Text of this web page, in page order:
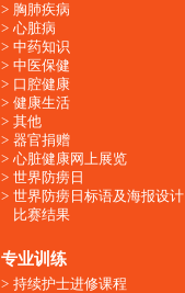
胸肺疾病
心脏病
中药知识
中医保健
口腔健康
健康生活
其他
器官捐赠
心脏健康网上展览
世界防痨日
世界防痨日标语及海报设计
比赛结果
专业训练
持续护士进修课程